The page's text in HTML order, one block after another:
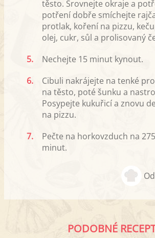
těsto. Srovnejte okraje a
potření dobře smíchejte
protlak, koření na pizzu,
olej, cukr, sůl a prolisovaný
5.
Nechejte 15 minut kynout.
6.
Cibuli nakrájejte na tenké
na těsto, poté šunku a
Posypejte kukuřicí a znovu
na pizzu.
7.
Pečte na horkovzduch na
minut.
PODOBNÉ